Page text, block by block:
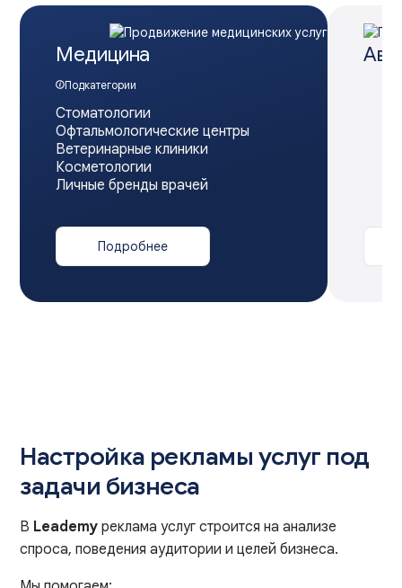
Медицина
Подкатегории
Стоматологии
Офтальмологические центры
Ветеринарные клиники
Косметологии
Личные бренды врачей
Подробнее
Настройка рекламы услуг под
задачи бизнеса
В Leademy реклама услуг строится на анализе
спроса, поведения аудитории и целей бизнеса.